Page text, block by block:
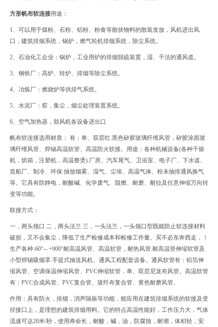
方形帆布软连接用途：
1、可以用于煤粉、石粉、铝粉、粉食等散状物料的散装发放，风机进出风
口，建筑排烟系统，锅炉，燃气轮机排烟系统，除尘系统。
2、石油化工企业：锅炉，工业用炉的排烟脱硫装置，湿、干法的通风道。
3、钢铁厂：高炉、转炉、排烟等除尘系统。
4、冶炼厂：燃烧炉等供排气系统。
5、水泥厂：窑，集尘，烟尘处理装置系统。
6、空气加热器，鼓风机各设备进出口
帆布软连接选用材质： 有：单、双层红.黑色矽胶玻璃纤维风管，矽胶涂面玻
璃纤维风管、焊锡高温软管、高温防火软接。用途：各种机械设备(各种干燥
机，烘箱，注塑机，高温整烫).厂房、汽车尾气、卫浴室、电子厂、下水道、
造船厂、制冷、环保.抽放烟雾、湿气、尘埃、高温气体、粉末抽排通风换气
等。它具有防静电，耐酸碱、化学废气、阻燃、耐磨、耐拉及任意伸缩万向转
变等功能。
联接方式：
一，两头领口 二，两头法兰 三，一头法兰，一头领口型既能防止软连接材料
破损，又不会集尘，降低了生产检修成本和检修工作量。买不必东奔西走，！
生产各种-60°-- +900°耐高温风管、高温软管，耐热风管.耐高温管伸缩软管及
小型焊锡吸烟罩.手提式抽送风机、通风工程配套设备。通风软管有：铝箔伸
缩风管、空调保温伸缩风管、PVC伸缩软管，单、双层尼龙布风管。高温软管
有：PVC合成风管、PVC复合管、玻纤布复合管、黄色耐磨风管。
作用：具有防火，排烟，消声隔振等功能，能应用在建筑排烟系统的软接及变
径接口上，是理想的建筑排烟用料。它的特点高温性能好，工作压力大，气体
流速可达20米/秒，使用寿命长，耐酸，碱，油，防腐蚀，耐潮，体积轻，安